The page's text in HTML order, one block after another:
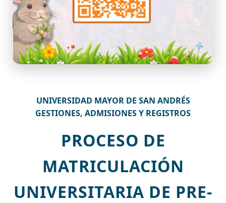
UNIVERSIDAD MAYOR DE SAN ANDRÉS
GESTIONES, ADMISIONES Y REGISTROS
PROCESO DE
MATRICULACIÓN
UNIVERSITARIA DE PRE-